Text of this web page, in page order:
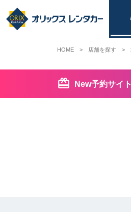
New予約サイ
HOME 店舗を探す